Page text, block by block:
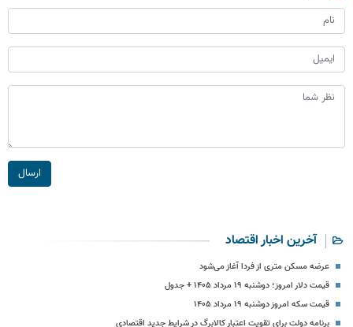
ارسال
آخرین اخبار اقتصاد
عرضه مسکن متری از فردا آغاز می‌شود
قیمت دلار امروز؛ دوشنبه ۱۹ مرداد ۱۴۰۵ + جدول
قیمت سکه امروز دوشنبه ۱۹ مرداد ۱۴۰۵
برنامه دولت برای تقویت اعتبار کالابرگ در شرایط جدید اقتصادی